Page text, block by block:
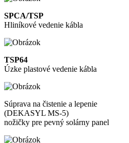
SPCA/TSP
Hliníkové vedenie kábla
TSP64
Úzke plastové vedenie kábla
Súprava na čistenie a lepenie
(DEKASYL MS-5)
nožičky pre pevný solárny panel